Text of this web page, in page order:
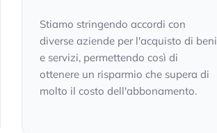
Stiamo stringendo accordi con
diverse aziende per l'acquisto di beni
e servizi, permettendo così di
ottenere un risparmio che supera di
molto il costo dell'abbonamento.